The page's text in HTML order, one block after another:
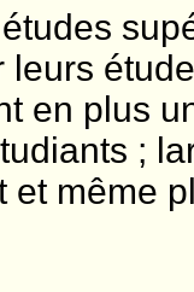
leurs
en plus
;
et même